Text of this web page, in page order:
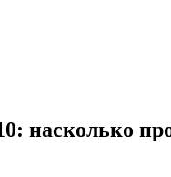
насколько